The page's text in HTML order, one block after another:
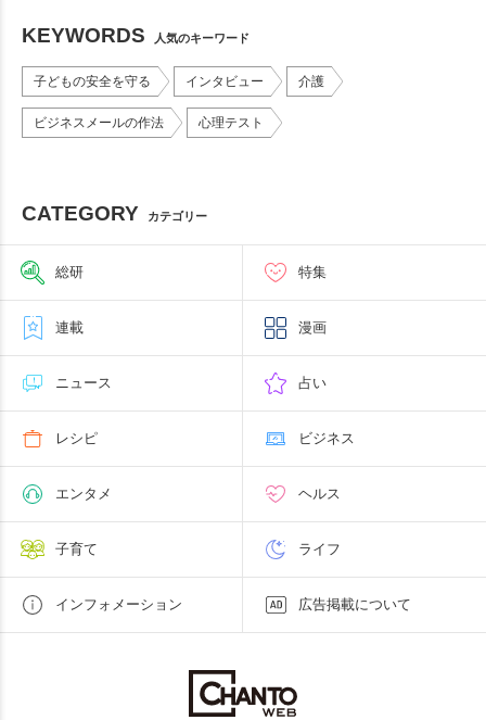
KEYWORDS 人気のキーワード
子どもの安全を守る インタビュー 介護
ビジネスメールの作法 心理テスト
CATEGORY カテゴリー
総研 特集
連載 漫画
ニュース 占い
レシピ ビジネス
エンタメ ヘルス
子育て ライフ
インフォメーション 広告掲載について